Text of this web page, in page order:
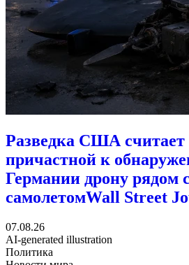
Разведка США считает
причастной к
Германии дрону рядом
самолетомWall Street
07.08.26
AI-generated illustration
Политика